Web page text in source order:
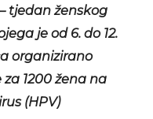
tjedan ženskog
je od 6. do 12.
organizirano
1200 žena na
(HPV)